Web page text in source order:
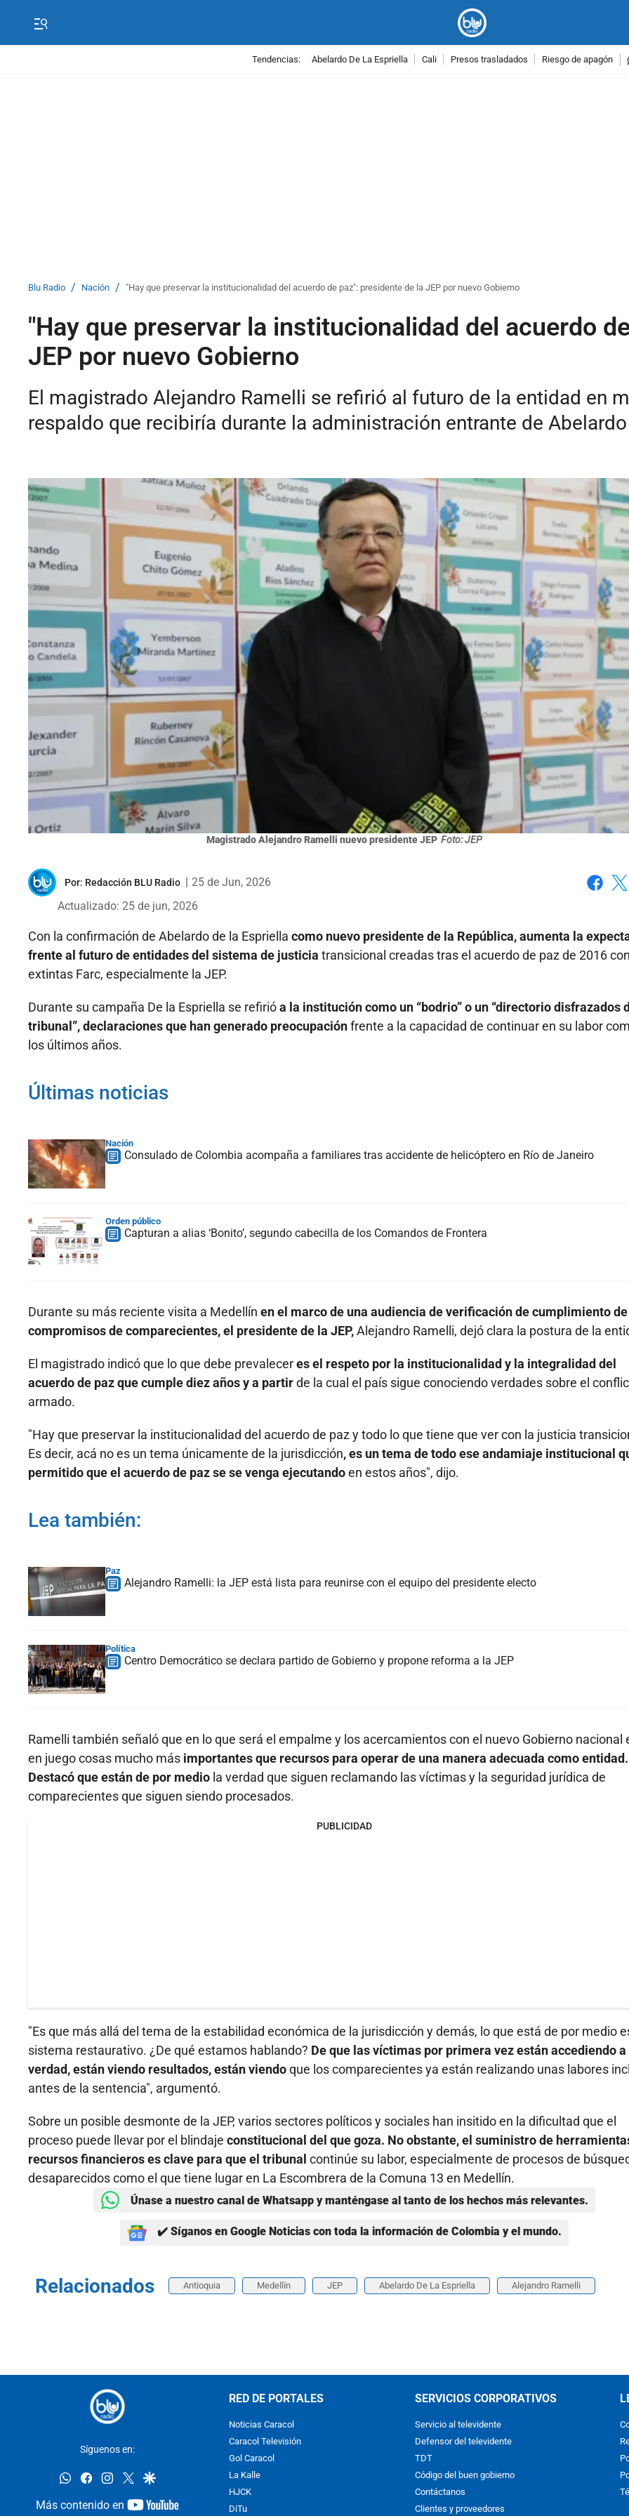
Tendencias: Abelardo De La Espriella Cali Presos trasladados Riesgo de apagón
Blu Radio / Nación / "Hay que preservar la institucionalidad del acuerdo de paz": presidente de la JEP por nuevo Gobierno
"Hay que preservar la institucionalidad del acuerdo
JEP por nuevo Gobierno
El magistrado Alejandro Ramelli se refirió al futuro de la entidad en
respaldo que recibiría durante la administración entrante de
Magistrado Alejandro Ramelli nuevo presidente JEP Foto: JEP
Por: Redacción BLU Radio
25 de Jun, 2026
Actualizado: 25 de jun, 2026
Con la confirmación de Abelardo de la Espriella como nuevo presidente de la República, aumenta la
frente al futuro de entidades del sistema de justicia transicional creadas tras el acuerdo de paz de 2016
extintas Farc, especialmente la JEP.
Durante su campaña De la Espriella se refirióa la institución como un “bodrio” o un “directorio disfrazados
tribunal”, declaraciones que han generado preocupaciónfrente a la capacidad de continuar en su labor
los últimos años.
Últimas noticias
Nación
Consulado de Colombia acompaña a familiares tras accidente de helicóptero en Río de Janeiro
Orden público
Capturan a alias ‘Bonito’, segundo cabecilla de los Comandos de Frontera
Durante su más reciente visita a Medellín en el marco de una audiencia de verificación de cumplimiento de
compromisos de comparecientes, el presidente de la JEP,Alejandro Ramelli, dejó clara la postura de la
El magistrado indicó que lo que debe prevaleceres el respeto por la institucionalidad y la integralidad del
acuerdo de paz que cumple diez años y a partirde la cual el país sigue conociendo verdades sobre el
armado.
"Hay que preservar la institucionalidad del acuerdo de paz y todo lo que tiene que ver con la justicia
Es decir, acá no es un tema únicamente de la jurisdicción, es un tema de todo ese andamiaje institucional
permitido que el acuerdo de paz se se venga ejecutandoen estos años", dijo.
Lea también:
Paz
Alejandro Ramelli: la JEP está lista para reunirse con el equipo del presidente electo
Política
Centro Democrático se declara partido de Gobierno y propone reforma a la JEP
Ramelli también señaló que en lo que será el empalme y los acercamientos con el nuevo Gobierno nacional
en juego cosas mucho más importantes que recursos para operar de una manera adecuada como entidad.
Destacó que están de por medio la verdad que siguen reclamando las víctimas y la seguridad jurídica de
comparecientes que siguen siendo procesados.
PUBLICIDAD
"Es que más allá del tema de la estabilidad económica de la jurisdicción y demás, lo que está de por medio
sistema restaurativo. ¿De qué estamos hablando? De que las víctimas por primera vez están accediendo a
verdad, están viendo resultados, están viendoque los comparecientes ya están realizando unas labores
antes de la sentencia", argumentó.
Sobre un posible desmonte de la JEP, varios sectores políticos y sociales han insitido en la dificultad que el
proceso puede llevar por el blindaje constitucional del que goza. No obstante, el suministro de
recursos financieros es clave para que el tribunal continúe su labor, especialmente de procesos de
desaparecidos como el que tiene lugar en La Escombrera de la Comuna 13 en Medellín.
Únase a nuestro canal de Whatsapp y manténgase al tanto de los hechos más relevantes.
✔️ Síganos en Google Noticias con toda la información de Colombia y el mundo.
Relacionados Antioquia Medellín JEP Abelardo De La Espriella Alejandro Ramelli
Síguenos en:
whatsappfacebookinstagram
twittergoogle
Más contenido en
youtube-
RED DE PORTALES
Noticias Caracol
Caracol Televisión
Gol Caracol
La Kalle
HJCK
DiTu
SERVICIOS CORPORATIVOS
Servicio al televidente
Defensor del televidente
TDT
Código del buen gobierno
Contáctanos
Clientes y proveedores